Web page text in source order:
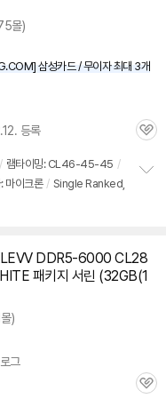
몰)
삼성카드 / 무이자 최대 3개
등록
관
/ 램타이밍: CL46-45-45 /
마이크론 / Single Ranked,
기
DDR5-6000 CL28
패키지 서린 (32GB(1
)
그
관